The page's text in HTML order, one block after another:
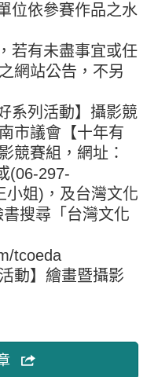
位依參賽作品之水
若有未盡事宜或任
網站公告，不另
系列活動】攝影競
市議會【十年有
競賽組，網址：
(06-297-
小姐)，及台灣文化
搜尋「台灣文化
tcoeda
動】繪畫暨攝影